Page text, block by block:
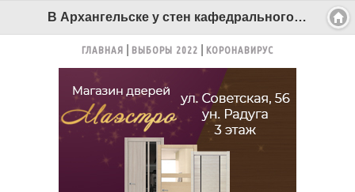
В Архангельске у стен кафедрального собора прошла торжественная отправка призывников - Беломорканал Северодвинск tv29.ru
ГЛАВНАЯ ВЫБОРЫ 2022 КОРОНАВИРУС